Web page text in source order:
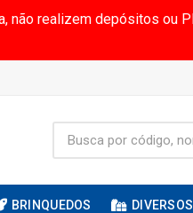
não realizem depósitos ou
BRINQUEDOS DIVERSOS